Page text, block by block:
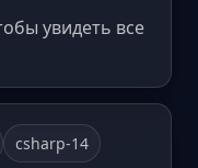
увидеть все
csharp-14